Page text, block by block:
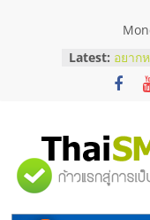
Latest:
บริษั
วิธีเลื
โจทย์ธุ
อยาก
บริกา
สัมมน
"ศูนย์